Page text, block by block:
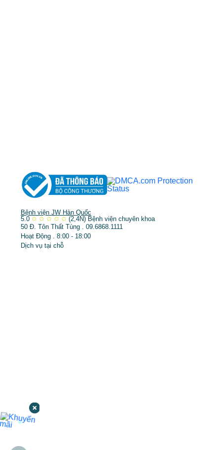
Bệnh viện JW Hàn Quốc
5.0 ✩ ✩ ✩ ✩ ✩ (2,4N) Bệnh viện chuyên khoa
50 Đ. Tôn Thất Tùng . 09.6868.1111
Hoạt Động . 8:00 - 18:00
Dịch vụ tại chỗ